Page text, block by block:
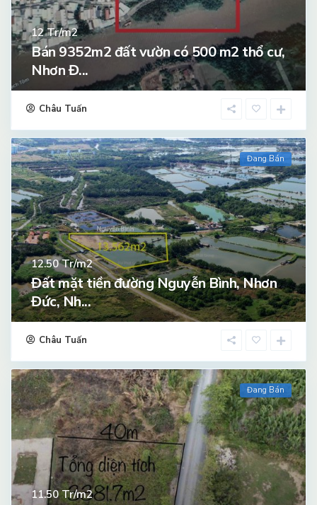
12Tr/m2
Bán 9352m2 đất vườn có 500 m2 thổ cư,
Nhơn Đ...
Châu Tuấn
Đang Bán
12.50Tr/m2
Đất mặt tiền đường Nguyễn Bình, Nhơn
Đức, Nh...
Châu Tuấn
Đang Bán
11.50Tr/m2